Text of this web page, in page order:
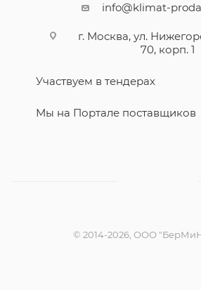
info@klimat-
г. Москва, ул.
70, корп. 1
Участвуем в тендерах
Мы на Портале поставщиков
© 2014-2026, ООО